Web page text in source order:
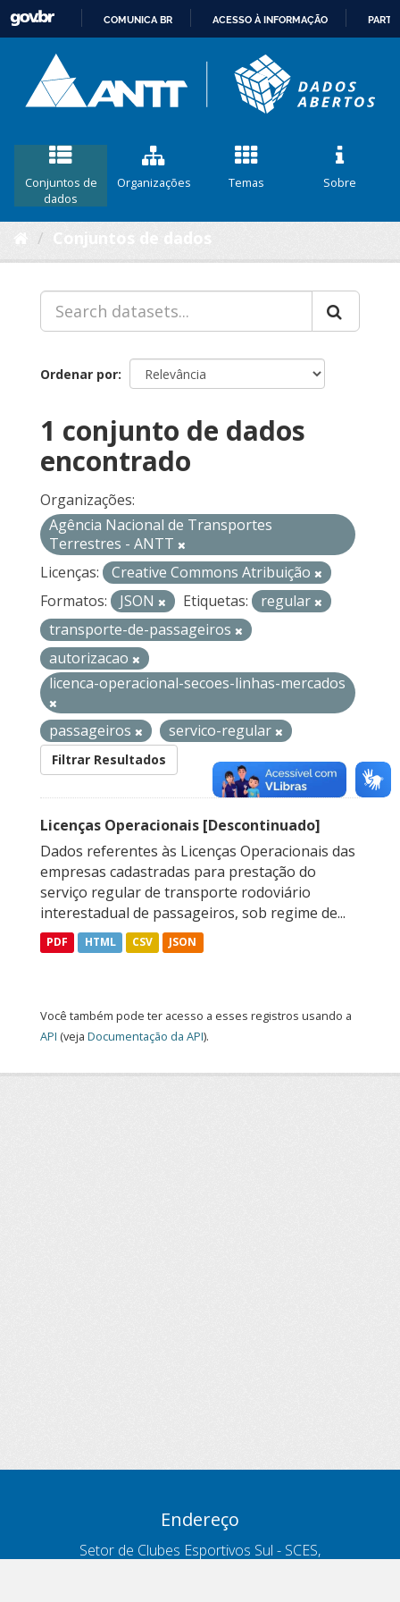
CONTEÚDO
COMUNICA BR ACESSO À INFORMAÇÃO
Conjuntos de
dados
Organizações Temas Sobre
Ordenar por
1 conjunto de dados
encontrado
Organizações:
Agência Nacional de Transportes
Terrestres - ANTT
Licenças:
Creative Commons Atribuição
Formatos:
JSON Etiquetas:
regular
transporte-de-passageiros
autorizacao
licenca-operacional-secoes-linhas-mercados
passageiros servico-regular
Filtrar Resultados
Licenças Operacionais [Descontinuado]
Dados referentes às Licenças Operacionais das
empresas cadastradas para prestação do
serviço regular de transporte rodoviário
interestadual de passageiros, sob regime de...
PDF HTML CSV JSON
Você também pode ter acesso a esses registros usando a
API (veja Documentação da API).
Endereço
Setor de Clubes Esportivos Sul - SCES,